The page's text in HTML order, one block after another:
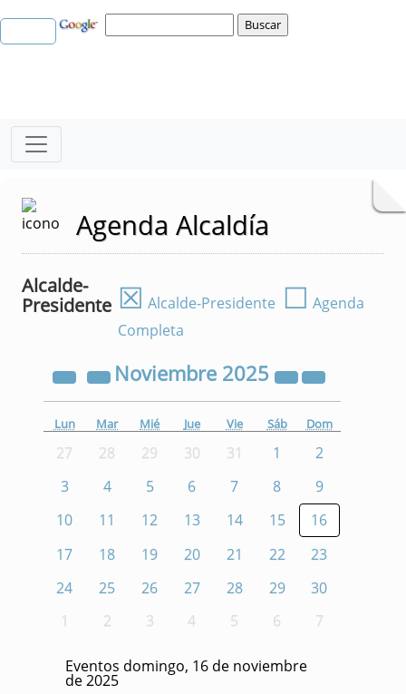
Agenda Alcaldía
Alcalde-
Presidente ☒ Alcalde-Presidente ☐ Agenda
Completa
Noviembre 2025
Lun Mar Mié Jue Vie Sáb Dom
27 28 29 30 31 1
2
3
4 5 6 7 8
9
10
11 12 13 14 15
16
17
18 19 20 21 22
23
24
25 26 27 28 29
30
1
2 3 4 5 6 7
Eventos domingo, 16 de noviembre
de 2025